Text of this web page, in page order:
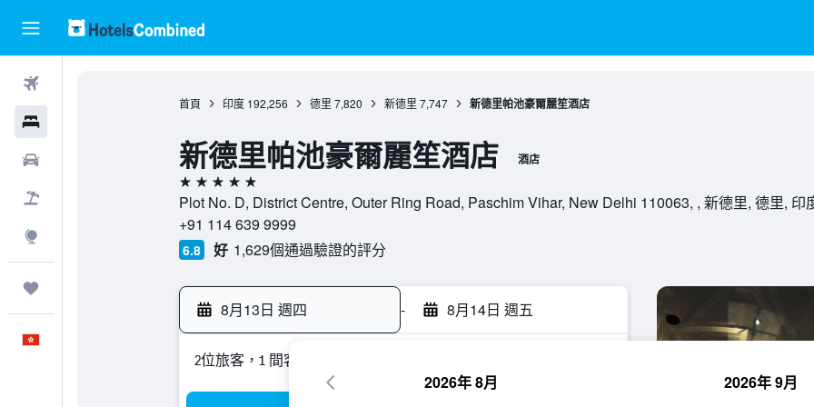
首頁 印度 192,256 德里 7,820 新德里 7,747 新德里帕池豪爾麗笙酒店
新德里帕池豪爾麗笙酒店 酒店
5星級
Plot No. D, District Centre, Outer Ring Road, Paschim Vihar, New Delhi 110063, , 新德里, 德里, 印
+91 114 639 9999
6.8 好 1,629個通過驗證的評分
8月13日 週四 - 8月14日 週五
2位旅客，1 間客房
2026年 8月 2026年 9月